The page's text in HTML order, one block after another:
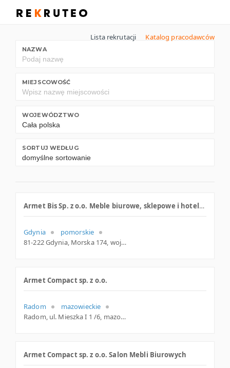
Lista rekrutacji Katalog pracodawców
NAZWA
MIEJSCOWOŚĆ
WOJEWÓDZTWO
SORTUJ WEDŁUG
Armet Bis Sp. z o.o. Meble biurowe, sklepowe i hotelowe
Gdynia
pomorskie
81-222 Gdynia, Morska 174, woj. Pomorskie, pow. Gdynia, gm. Gdynia
Armet Compact sp. z o.o.
Radom
mazowieckie
Radom, ul. Mieszka I 1 /6, mazowieckie
Armet Compact sp. z o.o. Salon Mebli Biurowych